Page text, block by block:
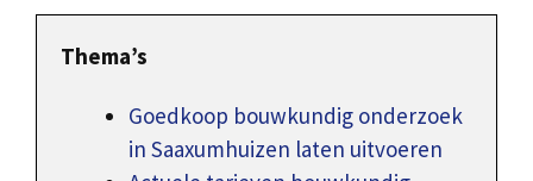
Thema’s
Goedkoop bouwkundig onderzoek
in Saaxumhuizen laten uitvoeren